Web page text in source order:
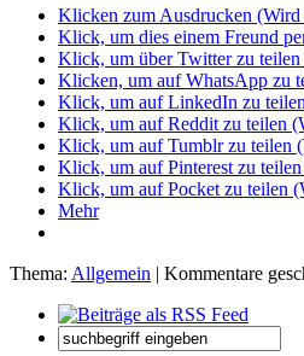
Klicken zum Ausdrucken (Wird
Klick, um dies einem Freund
Klick, um über Twitter zu
Klicken, um auf WhatsApp zu
Klick, um auf LinkedIn zu
Klick, um auf Reddit zu teilen
Klick, um auf Tumblr zu teilen
Klick, um auf Pinterest zu
Klick, um auf Pocket zu teilen
Mehr
Thema: Allgemein | Kommentare